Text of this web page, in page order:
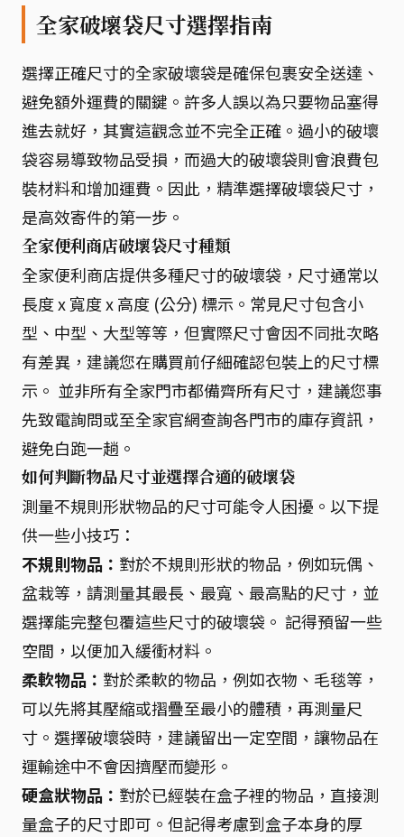
全家破壞袋尺寸選擇指南
選擇正確尺寸的全家破壞袋是確保包裹安全送達、
避免額外運費的關鍵。許多人誤以為只要物品塞得
進去就好，其實這觀念並不完全正確。過小的破壞
袋容易導致物品受損，而過大的破壞袋則會浪費包
裝材料和增加運費。因此，精準選擇破壞袋尺寸，
是高效寄件的第一步。
全家便利商店破壞袋尺寸種類
全家便利商店提供多種尺寸的破壞袋，尺寸通常以
長度 x 寬度 x 高度 (公分) 標示。常見尺寸包含小
型、中型、大型等等，但實際尺寸會因不同批次略
有差異，建議您在購買前仔細確認包裝上的尺寸標
示。 並非所有全家門市都備齊所有尺寸，建議您事
先致電詢問或至全家官網查詢各門市的庫存資訊，
避免白跑一趟。
如何判斷物品尺寸並選擇合適的破壞袋
測量不規則形狀物品的尺寸可能令人困擾。以下提
供一些小技巧：
不規則物品： 對於不規則形狀的物品，例如玩偶、
盆栽等，請測量其最長、最寬、最高點的尺寸，並
選擇能完整包覆這些尺寸的破壞袋。 記得預留一些
空間，以便加入緩衝材料。
柔軟物品： 對於柔軟的物品，例如衣物、毛毯等，
可以先將其壓縮或摺疊至最小的體積，再測量尺
寸。選擇破壞袋時，建議留出一定空間，讓物品在
運輸途中不會因擠壓而變形。
硬盒狀物品： 對於已經裝在盒子裡的物品，直接測
量盒子的尺寸即可。但記得考慮到盒子本身的厚